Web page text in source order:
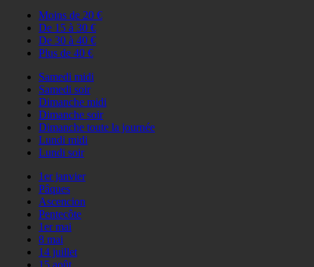
Moins de 20 €
De 15 à 30 €
De 30 à 40 €
Plus de 40 €
Samedi midi
Samedi soir
Dimanche midi
Dimanche soir
Dimanche toute la journée
Lundi midi
Lundi soir
1er janvier
Pâques
Ascencion
Pentecôte
1er mai
8 mai
14 juillet
15 août